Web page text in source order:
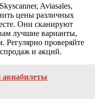
Aviasales,
цены различных
Они сканируют
лучшие варианты,
Регулярно проверяйте
и акций.
авиабилеты